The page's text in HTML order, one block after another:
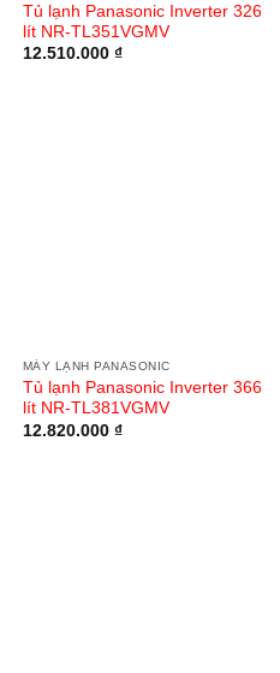
Tủ lạnh Panasonic Inverter 326
lít NR-TL351VGMV
12.510.000 ₫
MÁY LẠNH PANASONIC
Tủ lạnh Panasonic Inverter 366
lít NR-TL381VGMV
12.820.000 ₫